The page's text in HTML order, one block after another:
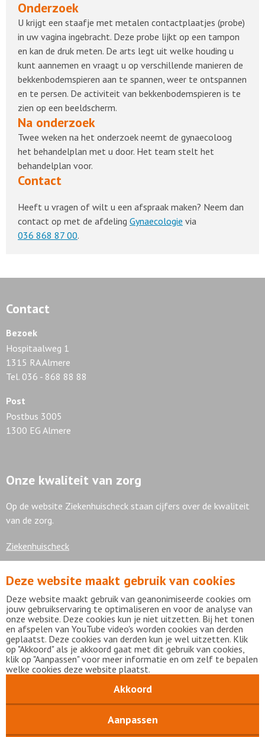
Onderzoek
U krijgt een staafje met metalen contactplaatjes (probe)
in uw vagina ingebracht. Deze probe lijkt op een tampon
en kan de druk meten. De arts legt uit welke houding u
kunt aannemen en vraagt u op verschillende manieren de
bekkenbodemspieren aan te spannen, weer te ontspannen
en te persen. De activiteit van bekkenbodemspieren is te
zien op een beeldscherm.
Na onderzoek
Twee weken na het onderzoek neemt de gynaecoloog
het behandelplan met u door. Het team stelt het
behandelplan voor.
Contact
Heeft u vragen of wilt u een afspraak maken? Neem dan
contact op met de afdeling Gynaecologie via
036 868 87 00.
Contact
Bezoek
Hospitaalweg 1
1315 RA Almere
Tel. 036 - 868 88 88
Post
Postbus 3005
1300 EG Almere
Onze kwaliteit van zorg
Op de website Ziekenhuischeck staan cijfers over de kwaliteit
van de zorg.
Ziekenhuischeck
7,9
Bekijk alle waarderingen
DisclaimerPrivacy statementmijnFlevoziekenhuis
Copyright Flevoziekenhuis 2026
Deze website maakt gebruik van cookies
Deze website maakt gebruik van geanonimiseerde cookies om
jouw gebruikservaring te optimaliseren en voor de analyse van
onze website. Deze cookies kun je niet uitzetten. Bij het tonen
en afspelen van YouTube video's worden cookies van derden
geplaatst. Deze cookies van derden kun je wel uitzetten. Klik
op "Akkoord" als je akkoord gaat met dit gebruik van cookies,
klik op "Aanpassen" voor meer informatie en om zelf te bepalen
welke cookies deze website plaatst.
Akkoord
Aanpassen